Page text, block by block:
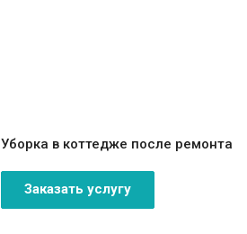
Уборка в коттедже после ремонта
Заказать услугу